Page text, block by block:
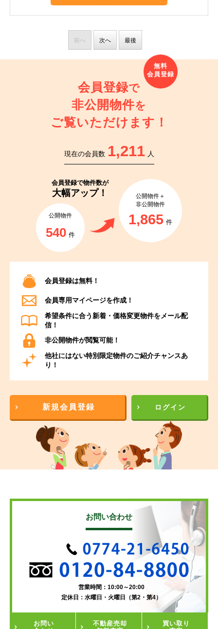
前へ 次へ 最後
会員登録で
非公開物件を
ご覧いただけます！
現在の会員数 1,211 人
会員登録で物件数が
大幅アップ！
公開物件
540 件
公開物件＋
非公開物件
1,865 件
会員登録は無料！
会員専用マイページを作成！
希望条件に合う新着・価格変更物件をメール配
信！
非公開物件が閲覧可能！
他社にはない特別限定物件のご紹介チャンスあ
り！
新規会員登録 ログイン
お問い合わせ
営業時間：10:00～20:00
定休日：水曜日・火曜日（第2・第4）
お問い
不動産売却
買い取り